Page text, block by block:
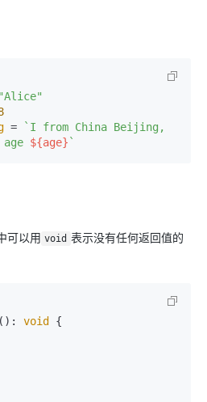
"Alice"
=
`I from China Beijing,
${age} `
可以用 void 表示没有任何返回值的
( ): void {